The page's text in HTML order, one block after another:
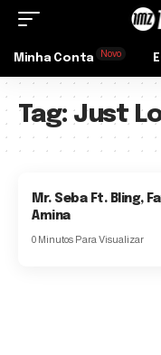
Minha Conta Novo
Tag: Just
Mr. Seba Ft. Bling,
Amina
0 Minutos Para Visualizar